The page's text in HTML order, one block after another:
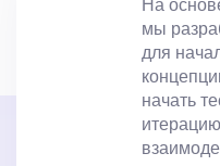
На
мы
для
начать